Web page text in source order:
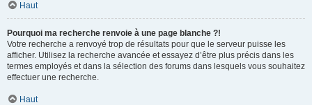
Haut
Pourquoi ma recherche renvoie à une page blanche ?!
Votre recherche a renvoyé trop de résultats pour que le serveur puisse les
afficher. Utilisez la recherche avancée et essayez d’être plus précis dans les
termes employés et dans la sélection des forums dans lesquels vous souhaitez
effectuer une recherche.
Haut